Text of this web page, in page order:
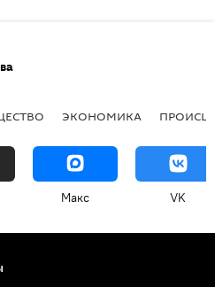
ЭКОНОМИКА
Макс VK